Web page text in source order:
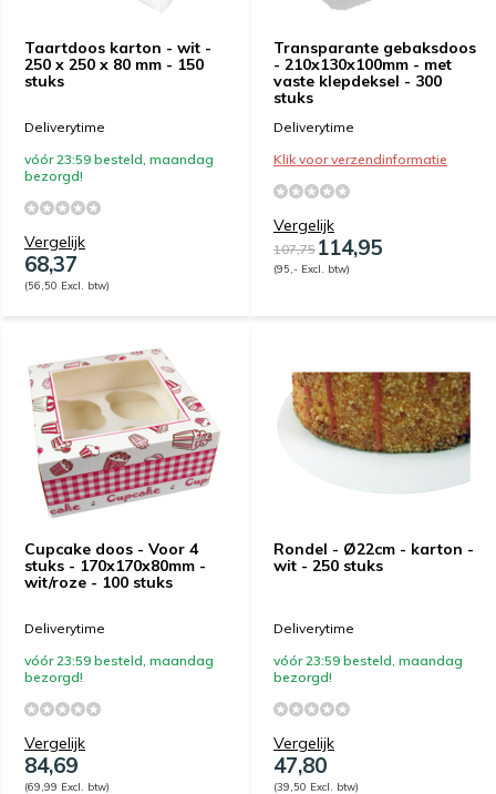
Taartdoos karton - wit -
250 x 250 x 80 mm - 150
stuks
Deliverytime
vóór 23:59 besteld, maandag
bezorgd!
Vergelijk
68,37
(56,50 Excl. btw)
Transparante gebaksdoos
- 210x130x100mm - met
vaste klepdeksel - 300
stuks
Deliverytime
Klik voor verzendinformatie
Vergelijk
107,75114,95
(95,- Excl. btw)
Cupcake doos - Voor 4
stuks - 170x170x80mm -
wit/roze - 100 stuks
Deliverytime
vóór 23:59 besteld, maandag
bezorgd!
Vergelijk
84,69
(69,99 Excl. btw)
Rondel - Ø22cm - karton -
wit - 250 stuks
Deliverytime
vóór 23:59 besteld, maandag
bezorgd!
Vergelijk
47,80
(39,50 Excl. btw)